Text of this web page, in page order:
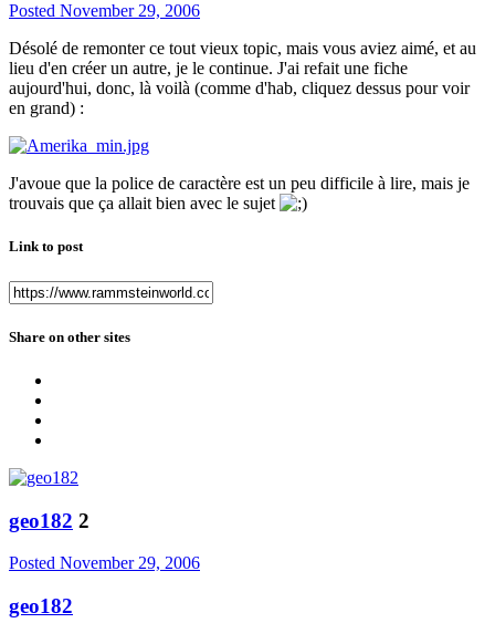
Posted November 29, 2006
Désolé de remonter ce tout vieux topic, mais vous aviez aimé, et au
lieu d'en créer un autre, je le continue. J'ai refait une fiche
aujourd'hui, donc, là voilà (comme d'hab, cliquez dessus pour voir
en grand) :
J'avoue que la police de caractère est un peu difficile à lire, mais je
trouvais que ça allait bien avec le sujet
Link to post
Share on other sites
geo182 2
Posted November 29, 2006
geo182